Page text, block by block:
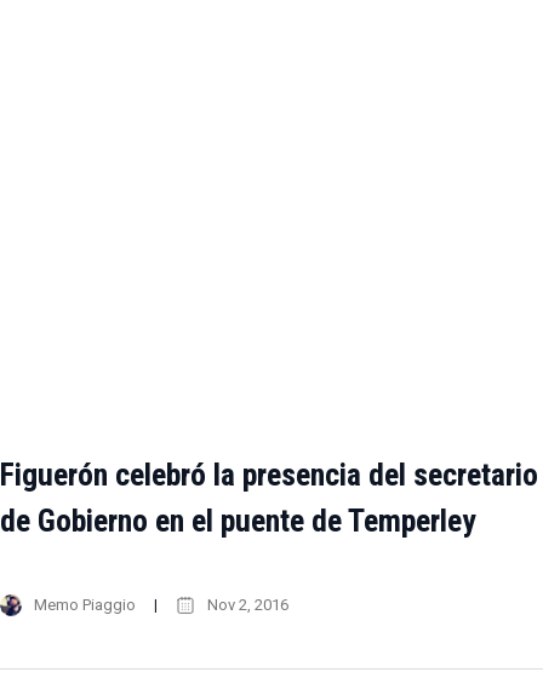
Figuerón celebró la presencia del secretario
de Gobierno en el puente de Temperley
Memo Piaggio Nov 2, 2016